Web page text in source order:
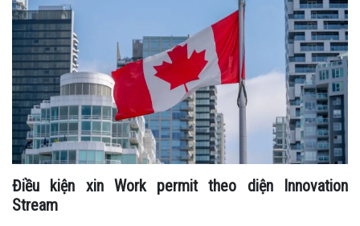
Điều kiện xin Work permit theo diện Innovation
Stream